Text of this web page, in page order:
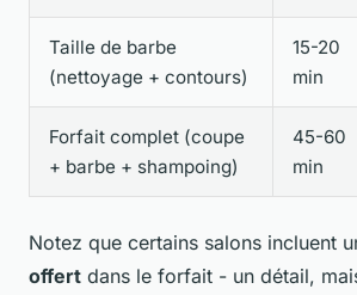
Taille de barbe
(nettoyage + contours)
15-20
min
Forfait complet (coupe
+ barbe + shampoing)
45-60
min
Notez que certains salons incluent
offert dans le forfait - un détail,